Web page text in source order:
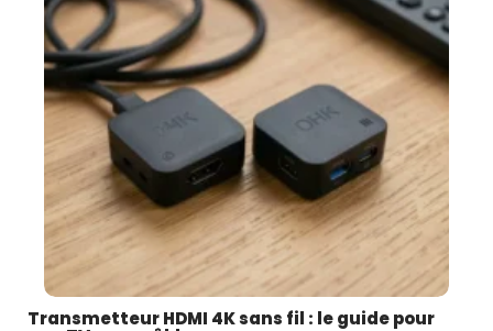
Transmetteur HDMI 4K sans fil : le guide pour